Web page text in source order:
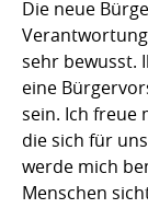
Die neue
sehr bewusst.
eine
sein. Ich freue
die sich für
werde mich
Menschen